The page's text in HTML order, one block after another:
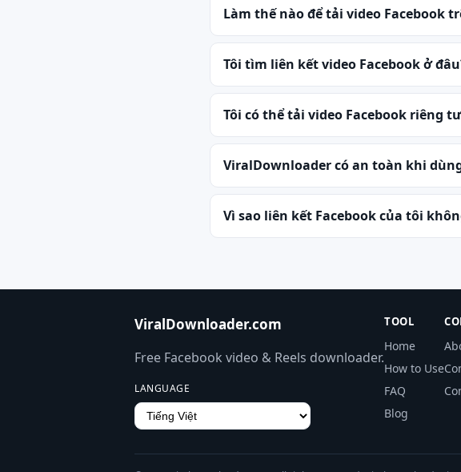
Làm thế nào để tải video Facebook
Tôi tìm liên kết video Facebook ở
Tôi có thể tải video Facebook riêng
ViralDownloader có an toàn khi
Vì sao liên kết Facebook của tôi
ViralDownloader.com
Free Facebook video & Reels downloader.
LANGUAGE
TOOL
Home
How to Use
FAQ
Blog